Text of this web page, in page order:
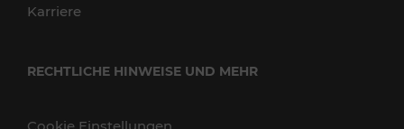
Karriere
RECHTLICHE HINWEISE UND MEHR